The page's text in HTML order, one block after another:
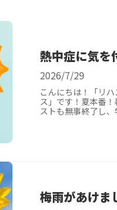
熱中症に気を
2026/7/29
こんにちは！「リ
ス」です！夏本番
ストも無事終了し、
梅雨があけま